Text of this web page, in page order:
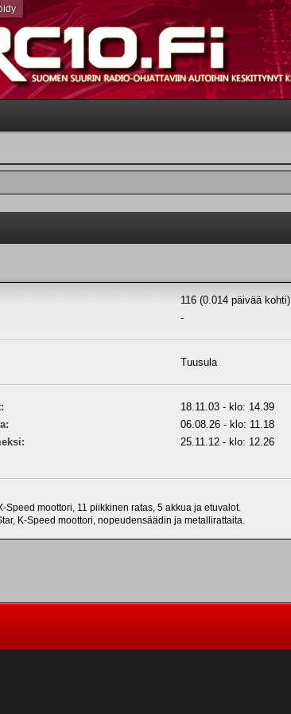
116 (0.014 päivää kohti)
-
Tuusula
18.11.03 - klo: 14.39
06.08.26 - klo: 11.18
25.11.12 - klo: 12.26
Speed moottori, 11 piikkinen ratas, 5 akkua ja etuvalot.
K-Speed moottori, nopeudensäädin ja metallirattaita.